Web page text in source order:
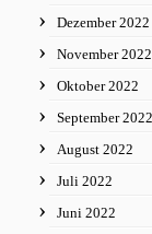
Dezember 2022
November 2022
Oktober 2022
September 2022
August 2022
Juli 2022
Juni 2022